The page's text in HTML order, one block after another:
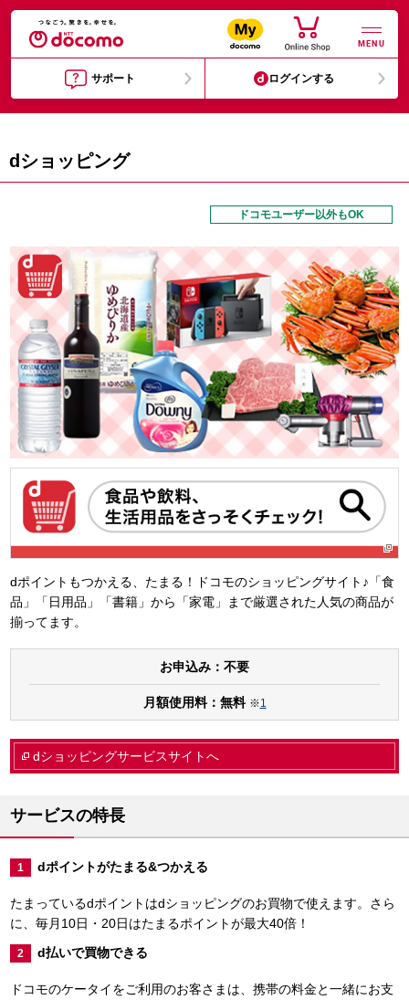
MENU
サポート ログインする
dショッピング
ドコモユーザー以外もOK
dポイントもつかえる、たまる！ドコモのショッピングサイト♪「食
品」「日用品」「書籍」から「家電」まで厳選された人気の商品が
揃ってます。
お申込み：不要
月額使用料：無料 ※1
dショッピングサービスサイトへ
サービスの特長
1 dポイントがたまる&つかえる
たまっているdポイントはdショッピングのお買物で使えます。さら
に、毎月10日・20日はたまるポイントが最大40倍！
2 d払いで買物できる
ドコモのケータイをご利用のお客さまは、携帯の料金と一緒にお支